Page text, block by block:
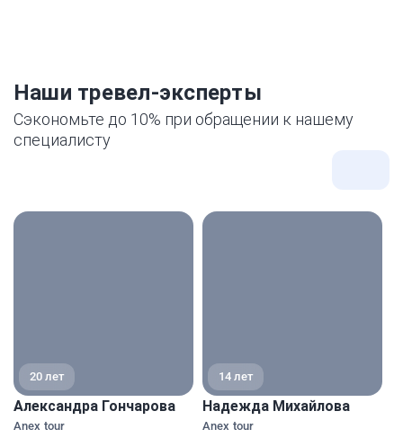
Наши тревел-эксперты
Сэкономьте до 10% при обращении к нашему
специалисту
20 лет
Александра Гончарова
Anex tour
14 лет
Надежда Михайлова
Anex tour